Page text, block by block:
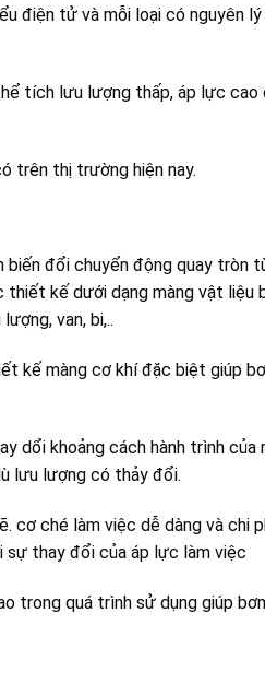
điện tử và mỗi loại có nguyên
tích lưu lượng thấp, áp lực
trên thị trường hiện nay.
biến đổi chuyển động quay tròn
thiết kế dưới dạng màng vật liệu
van, bi,..
kế màng cơ khí đặc biệt giúp
dổi khoảng cách hành trình của
lưu lượng có thảy đổi.
cơ ché làm việc dễ dàng và chi
sự thay đổi của áp lực làm việc
trong quá trình sử dụng giúp